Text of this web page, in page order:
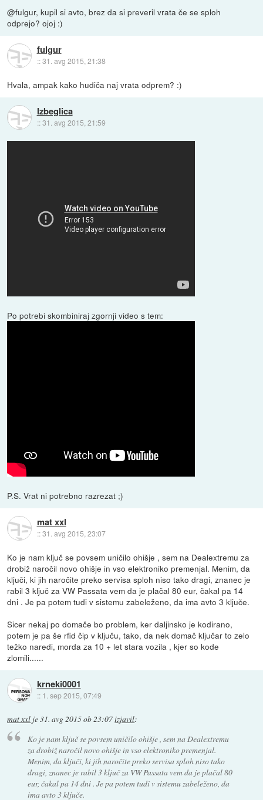
@fulgur, kupil si avto, brez da si preveril vrata če se sploh
odprejo? ojoj :)
fulgur
::31. avg 2015, 21:38
Hvala, ampak kako hudiča naj vrata odprem? :)
Izbeglica
::31. avg 2015, 21:59
Po potrebi skombiniraj zgornji video s tem:
P.S. Vrat ni potrebno razrezat ;)
mat xxl
::31. avg 2015, 23:07
Ko je nam ključ se povsem uničilo ohišje , sem na Dealextremu za
drobiž naročil novo ohišje in vso elektroniko premenjal. Menim, da
ključi, ki jih naročite preko servisa sploh niso tako dragi, znanec je
rabil 3 ključ za VW Passata vem da je plačal 80 eur, čakal pa 14
dni . Je pa potem tudi v sistemu zabeleženo, da ima avto 3 ključe.
Sicer nekaj po domače bo problem, ker daljinsko je kodirano,
potem je pa še rfid čip v ključu, tako, da nek domač ključar to zelo
težko naredi, morda za 10 + let stara vozila , kjer so kode
zlomili......
krneki0001
:: 1. sep 2015, 07:49
mat xxl je31. avg 2015 ob 23:07izjavil:
Ko je nam ključ se povsem uničilo ohišje , sem na Dealextremu
za drobiž naročil novo ohišje in vso elektroniko premenjal.
Menim, da ključi, ki jih naročite preko servisa sploh niso tako
dragi, znanec je rabil 3 ključ za VW Passata vem da je plačal 80
eur, čakal pa 14 dni . Je pa potem tudi v sistemu zabeleženo, da
ima avto 3 ključe.